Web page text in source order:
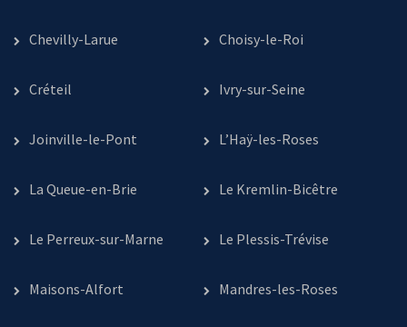
Chevilly-Larue Choisy-le-Roi
Créteil Ivry-sur-Seine
Joinville-le-Pont L’Haÿ-les-Roses
La Queue-en-Brie Le Kremlin-Bicêtre
Le Perreux-sur-Marne Le Plessis-Trévise
Maisons-Alfort Mandres-les-Roses